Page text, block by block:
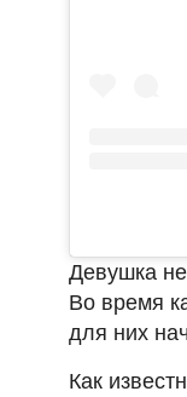
Девушка
Во время
для них
Как